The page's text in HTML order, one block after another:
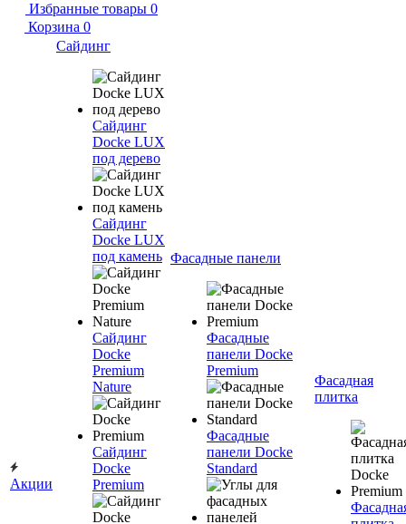
Избранные товары 0
Корзина 0
Акции
Сайдинг
Сайдинг
Docke LUX
под дерево
Сайдинг
Docke LUX
под камень
Сайдинг
Docke
Premium
Nature
Сайдинг
Docke
Premium
Фасадные панели
Фасадные
панели Docke
Premium
Фасадные
панели Docke
Standard
Фасадная
плитка